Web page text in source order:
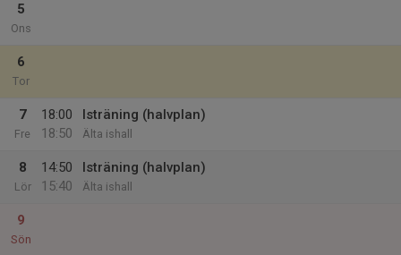
5
Ons
6
Tor
7
Fre
18:00
18:50
Isträning (halvplan)
Älta ishall
8
Lör
14:50
15:40
Isträning (halvplan)
Älta ishall
9
Sön